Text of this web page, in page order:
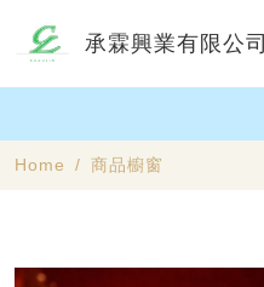
承霖興業有限公司
Home 商品櫥窗